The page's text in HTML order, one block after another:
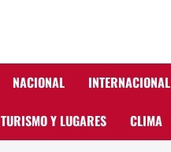
NACIONAL INTERNACIONAL
TURISMO Y LUGARES CLIMA